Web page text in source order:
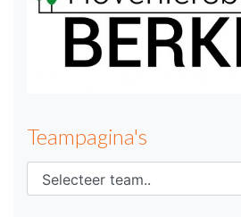
Teampagina's